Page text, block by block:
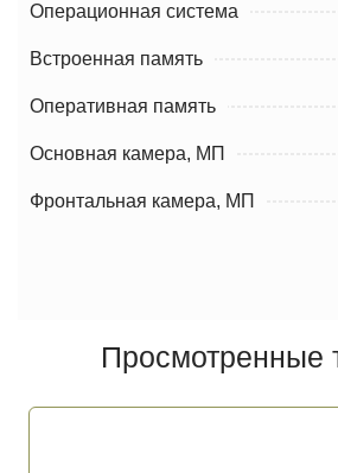
Операционная система
Встроенная память
Оперативная память
Основная камера, МП
Фронтальная камера, МП
Просмотренные